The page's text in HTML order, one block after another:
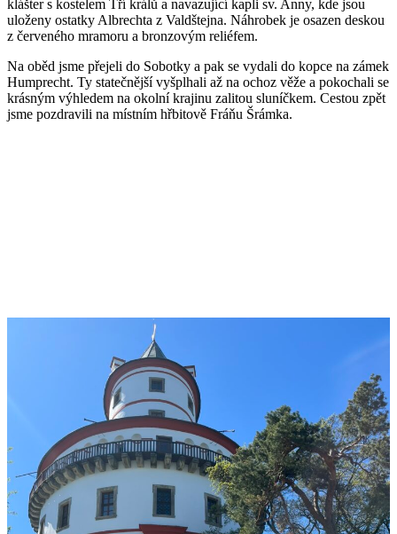
klášter s kostelem Tří králů a navazující kapli sv. Anny, kde jsou
uloženy ostatky Albrechta z Valdštejna. Náhrobek je osazen deskou
z červeného mramoru a bronzovým reliéfem.
Na oběd jsme přejeli do Sobotky a pak se vydali do kopce na zámek
Humprecht. Ty statečnější vyšplhali až na ochoz věže a pokochali se
krásným výhledem na okolní krajinu zalitou sluníčkem. Cestou zpět
jsme pozdravili na místním hřbitově Fráňu Šrámka.